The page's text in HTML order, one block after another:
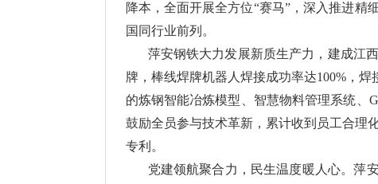
降本，全面开展全方位“赛马”，深入推进
国同行业前列。
萍安钢铁大力发展新质生产力，建成江
牌，棒线焊牌机器人焊接成功率达100%，
的炼钢智能冶炼模型、智慧物料管理系统、
鼓励全员参与技术革新，累计收到员工合理
专利。
党建领航聚合力，民生温度暖人心。萍